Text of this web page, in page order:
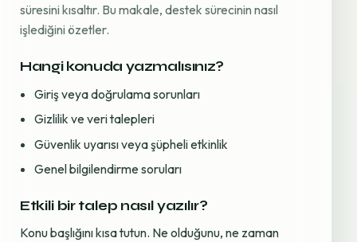
süresini kısaltır. Bu makale, destek sürecinin nasıl
işlediğini özetler.
Hangi konuda yazmalısınız?
Giriş veya doğrulama sorunları
Gizlilik ve veri talepleri
Güvenlik uyarısı veya şüpheli etkinlik
Genel bilgilendirme soruları
Etkili bir talep nasıl yazılır?
Konu başlığını kısa tutun. Ne olduğunu, ne zaman